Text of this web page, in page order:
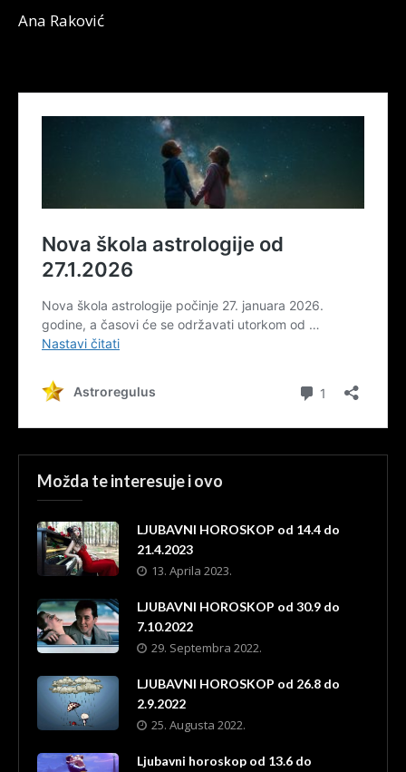
Ana Raković
Možda te interesuje i ovo
LJUBAVNI HOROSKOP od 14.4 do
21.4.2023
13. Aprila 2023.
LJUBAVNI HOROSKOP od 30.9 do
7.10.2022
29. Septembra 2022.
LJUBAVNI HOROSKOP od 26.8 do
2.9.2022
25. Augusta 2022.
Ljubavni horoskop od 13.6 do